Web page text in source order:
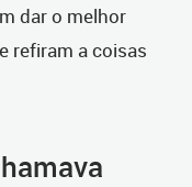
dar o melhor
refiram a coisas